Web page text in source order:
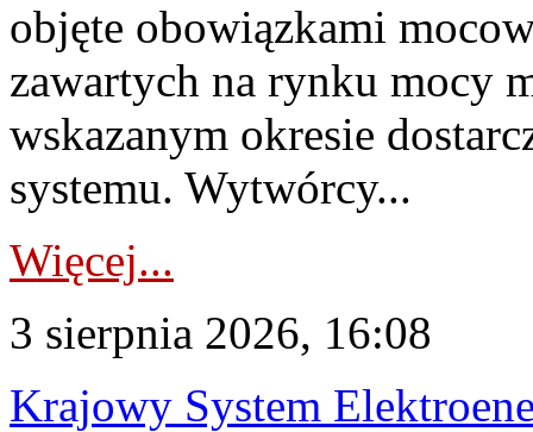
objęte obowiązkami
zawartych na rynku mocy
wskazanym okresie
systemu. Wytwórcy...
Więcej...
3 sierpnia 2026, 16:08
Krajowy System